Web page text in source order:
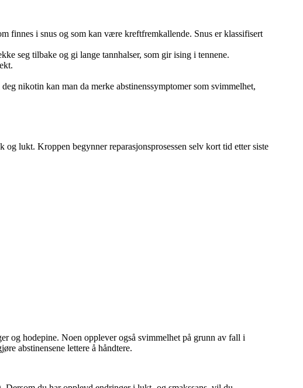
finnes i snus og som kan være kreftfremkallende. Snus er klassifisert
seg tilbake og gi lange tannhalser, som gir ising i tennene.
nikotin kan man da merke abstinenssymptomer som svimmelhet,
lukt. Kroppen begynner reparasjonsprosessen selv kort tid etter siste
og hodepine. Noen opplever også svimmelhet på grunn av fall i
abstinensene lettere å håndtere.